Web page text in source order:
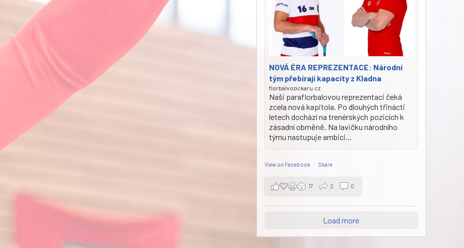
NOVÁ ÉRA REPREZENTACE: Národní
tým přebírají kapacity z Kladna
florbalvozickaru.cz
Naši paraflorbalovou reprezentaci čeká
zcela nová kapitola. Po dlouhých třinácti
letech dochází na trenérských pozicích k
zásadní obměně. Na lavičku národního
týmu nastupuje ambici...
View on Facebook · Share
17 2 0
Load more